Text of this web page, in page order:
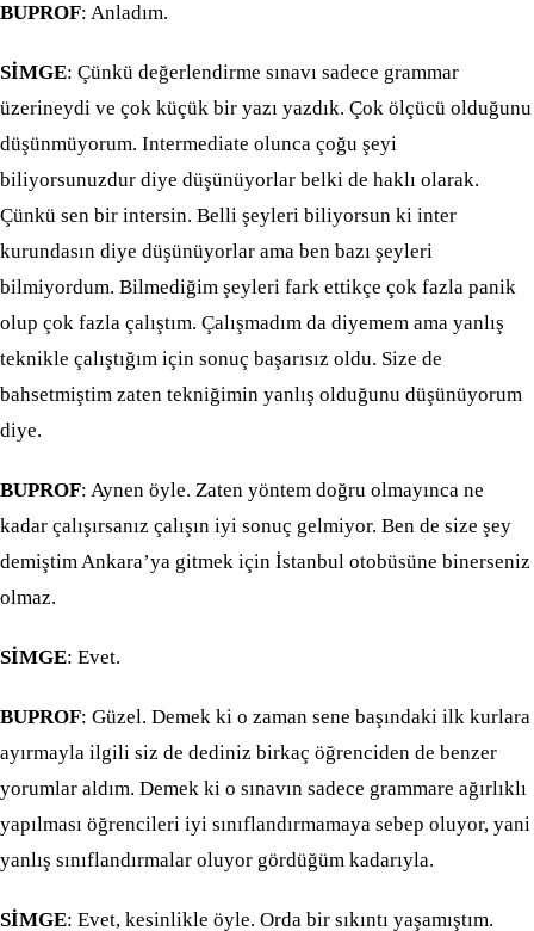
BUPROF: Anladım.
SİMGE: Çünkü değerlendirme sınavı sadece grammar
üzerineydi ve çok küçük bir yazı yazdık. Çok ölçücü olduğunu
düşünmüyorum. Intermediate olunca çoğu şeyi
biliyorsunuzdur diye düşünüyorlar belki de haklı olarak.
Çünkü sen bir intersin. Belli şeyleri biliyorsun ki inter
kurundasın diye düşünüyorlar ama ben bazı şeyleri
bilmiyordum. Bilmediğim şeyleri fark ettikçe çok fazla panik
olup çok fazla çalıştım. Çalışmadım da diyemem ama yanlış
teknikle çalıştığım için sonuç başarısız oldu. Size de
bahsetmiştim zaten tekniğimin yanlış olduğunu düşünüyorum
diye.
BUPROF: Aynen öyle. Zaten yöntem doğru olmayınca ne
kadar çalışırsanız çalışın iyi sonuç gelmiyor. Ben de size şey
demiştim Ankara’ya gitmek için İstanbul otobüsüne binerseniz
olmaz.
SİMGE: Evet.
BUPROF: Güzel. Demek ki o zaman sene başındaki ilk kurlara
ayırmayla ilgili siz de dediniz birkaç öğrenciden de benzer
yorumlar aldım. Demek ki o sınavın sadece grammare ağırlıklı
yapılması öğrencileri iyi sınıflandırmamaya sebep oluyor, yani
yanlış sınıflandırmalar oluyor gördüğüm kadarıyla.
SİMGE: Evet, kesinlikle öyle. Orda bir sıkıntı yaşamıştım.